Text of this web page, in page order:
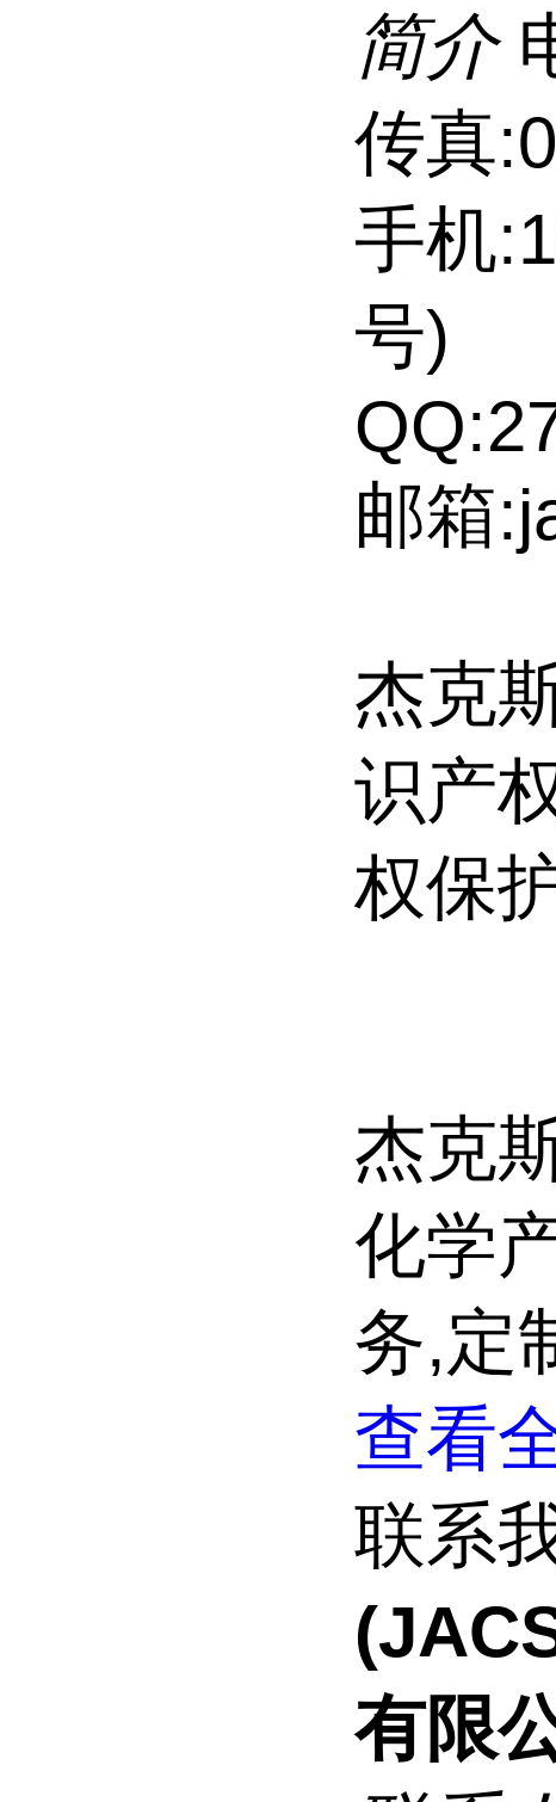
简介
传真
手机
号)
邮箱
杰克
识产
权保
杰克
化学
务,定
查看
联系
有限